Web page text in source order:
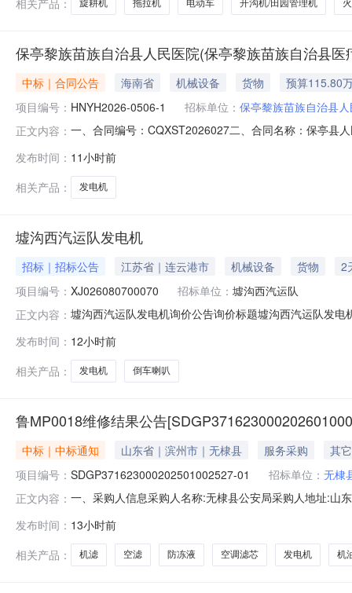
旋耕机 拖拉机 电动车 开沟机/田园管理机
保亭黎族苗族自治县人民医院(保亭黎族苗族自治县
中标｜合同公告 海南省 机械设备 货物
预算115.80
项目编号： HNYH2026-0506-1 招标单位： 保亭黎族苗族自治县
正文内容： 一、合同编号：CQXST2026027二、合同名称：保亭县
式：0898-83661521供应商(乙方)：重庆星双同机电设
发布时间： 11小时前
相关产品：
发电机
墟沟西汽运队发电机
招标｜招标公告 江苏省｜连云港市 机械设备 货物
2
项目编号： XJ026080700070 招标单位： 墟沟西汽运队
正文内容： 墟沟西汽运队发电机询价公告询价标题墟沟西汽运队发
可替代采购数量最少供应量到货日期运输方式收货地点
发布时间： 12小时前
相关产品：
发电机 倒车喇叭
鲁MP0018维修结果公告
中标｜中标通知 山东省｜滨州市｜无棣县 服务采购
其它
项目编号： SDGP371623000202501002527-01 招标单位： 无棣
正文内容： 一、采购人信息采购人名称:无棣县公安局采购人地址:山
目名称:鲁MP0018维修框架协议合同授予阶段项目编号
发布时间： 13小时前
相关产品：
机滤 空滤 防冻液 空调滤芯 发电机 机